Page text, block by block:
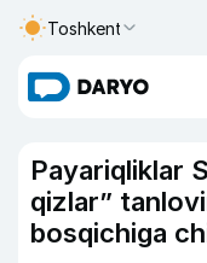
Toshkent
Payariqliklar
qizlar”
bosqichiga